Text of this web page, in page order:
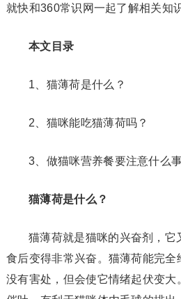
就快和360常识网一起了解相关知
本文目录
1、猫薄荷是什么？
2、猫咪能吃猫薄荷吗？
3、做猫咪营养餐要注意什么
猫薄荷是什么？
猫薄荷就是猫咪的兴奋剂，它
食后变得非常兴奋。猫薄荷能完全
没有害处，但会使它情绪起伏变